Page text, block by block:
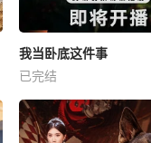
我当卧底这件事
已完结